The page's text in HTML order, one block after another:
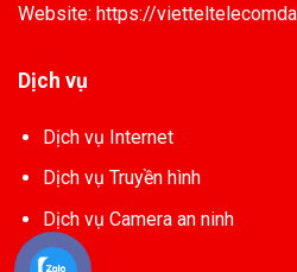
Website: https://
Dịch vụ
Dịch vụ Internet
Dịch vụ Truyền hình
Dịch vụ Camera an ninh